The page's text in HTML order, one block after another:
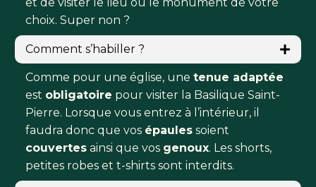
choix. Super non ?
Comment s’habiller ?
Comme pour une église, une tenue adaptée
est obligatoire pour visiter la Basilique Saint-
Pierre. Lorsque vous entrez à l’intérieur, il
faudra donc que vos épaulessoient
couvertesainsi que vos genoux. Les shorts,
petites robes et t-shirts sont interdits.